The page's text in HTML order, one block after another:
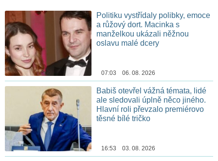
Politiku vystřídaly polibky, emoce
a růžový dort. Macinka s
manželkou ukázali něžnou
oslavu malé dcery
07:03 06. 08. 2026
Babiš otevřel vážná témata, lidé
ale sledovali úplně něco jiného.
Hlavní roli převzalo premiérovo
těsné bílé tričko
16:53 03. 08. 2026